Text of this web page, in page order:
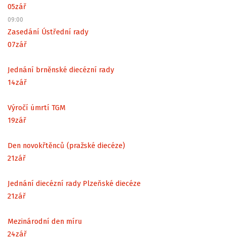
05zář
09:00
Zasedání Ústřední rady
07zář
Jednání brněnské diecézní rady
14zář
Výročí úmrtí TGM
19zář
Den novokřtěnců (pražské diecéze)
21zář
Jednání diecézní rady Plzeňské diecéze
21zář
Mezinárodní den míru
24zář